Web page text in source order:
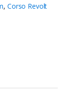
, Corso Revolt